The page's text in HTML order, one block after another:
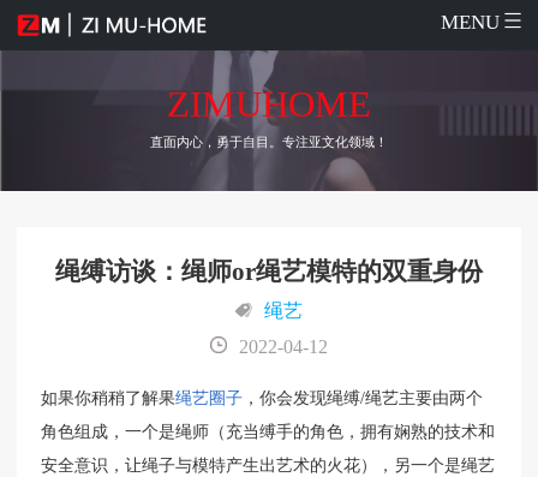
MENU
ZIMUHOME
直面内心，勇于自目。专注亚文化领域！
绳缚访谈：绳师or绳艺模特的双重身份
绳艺
2022-04-12
如果你稍稍了解果绳艺圈子 ，你会发现绳缚/绳艺主要由两个
角色组成，一个是绳师（充当缚手的角色，拥有娴熟的技术和
安全意识，让绳子与模特产生出艺术的火花），另一个是绳艺